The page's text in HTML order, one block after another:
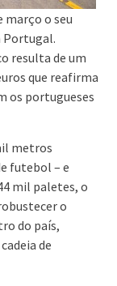
março o seu
Portugal.
resulta de um
que reafirma
os portugueses
metros
futebol – e
mil paletes, o
o
do país,
de